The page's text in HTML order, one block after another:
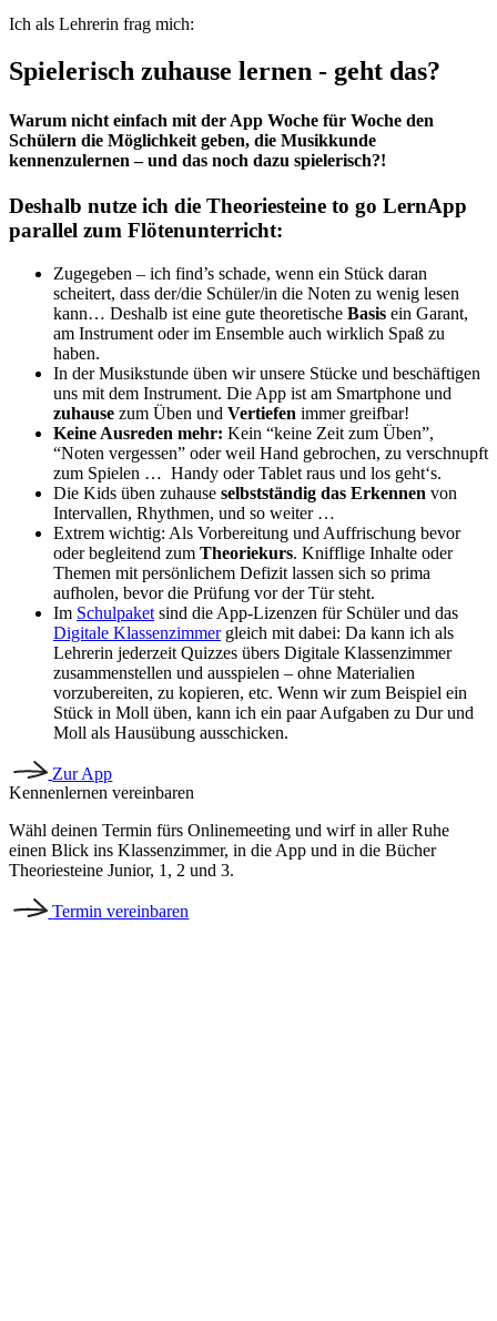
Ich als Lehrerin frag mich:
Spielerisch zuhause lernen - geht das?
Warum nicht einfach mit der App Woche für Woche den
Schülern die Möglichkeit geben, die Musikkunde
kennenzulernen – und das noch dazu spielerisch?!
Deshalb nutze ich die Theoriesteine to go LernApp
parallel zum Flötenunterricht:
Zugegeben – ich find’s schade, wenn ein Stück daran
scheitert, dass der/die Schüler/in die Noten zu wenig lesen
kann… Deshalb ist eine gute theoretische Basis ein Garant,
am Instrument oder im Ensemble auch wirklich Spaß zu
haben.
In der Musikstunde üben wir unsere Stücke und beschäftigen
uns mit dem Instrument. Die App ist am Smartphone und
zuhause zum Üben und Vertiefen immer greifbar!
Keine Ausreden mehr: Kein “keine Zeit zum Üben”,
“Noten vergessen” oder weil Hand gebrochen, zu verschnupft
zum Spielen … Handy oder Tablet raus und los geht‘s.
Die Kids üben zuhause selbstständig das Erkennen von
Intervallen, Rhythmen, und so weiter …
Extrem wichtig: Als Vorbereitung und Auffrischung bevor
oder begleitend zum Theoriekurs. Knifflige Inhalte oder
Themen mit persönlichem Defizit lassen sich so prima
aufholen, bevor die Prüfung vor der Tür steht.
Im Schulpaket sind die App-Lizenzen für Schüler und das
Digitale Klassenzimmergleich mit dabei: Da kann ich als
Lehrerin jederzeit Quizzes übers Digitale Klassenzimmer
zusammenstellen und ausspielen – ohne Materialien
vorzubereiten, zu kopieren, etc. Wenn wir zum Beispiel ein
Stück in Moll üben, kann ich ein paar Aufgaben zu Dur und
Moll als Hausübung ausschicken.
Zur App
Kennenlernen vereinbaren
Wähl deinen Termin fürs Onlinemeeting und wirf in aller Ruhe
einen Blick ins Klassenzimmer, in die App und in die Bücher
Theoriesteine Junior, 1, 2 und 3.
Termin vereinbaren